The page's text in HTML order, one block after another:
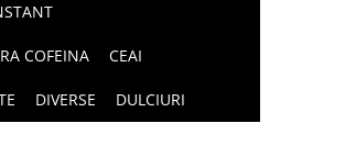
COFEINA CEAI
DIVERSE DULCIURI